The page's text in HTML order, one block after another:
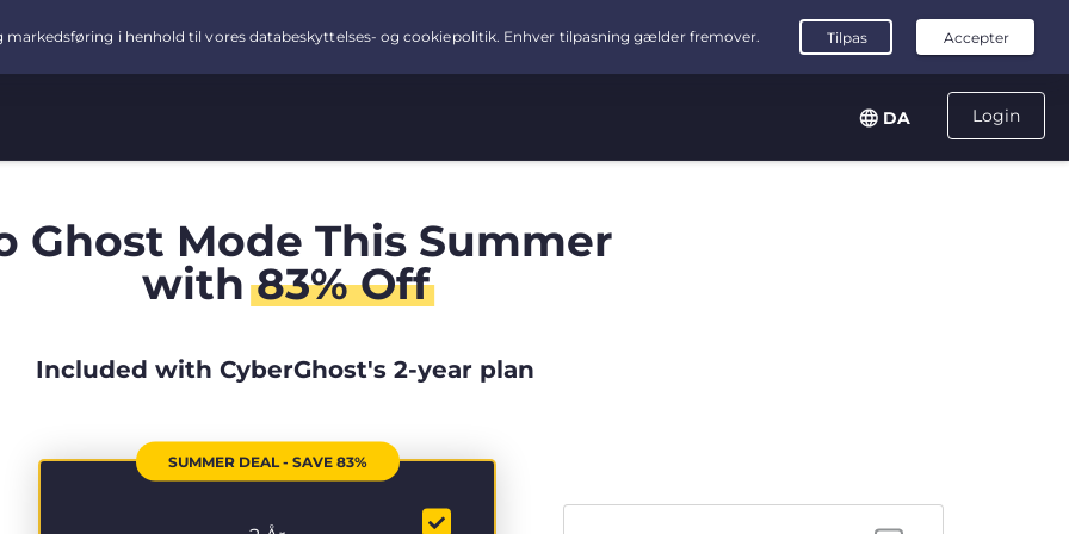
Login
DA
Ghost Mode This Summer
with83% Off
Included with CyberGhost's 2-year plan
SUMMER DEAL - SAVE 83%